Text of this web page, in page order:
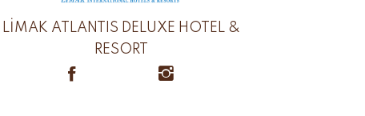
LİMAK ATLANTIS DELUXE HOTEL &
RESORT